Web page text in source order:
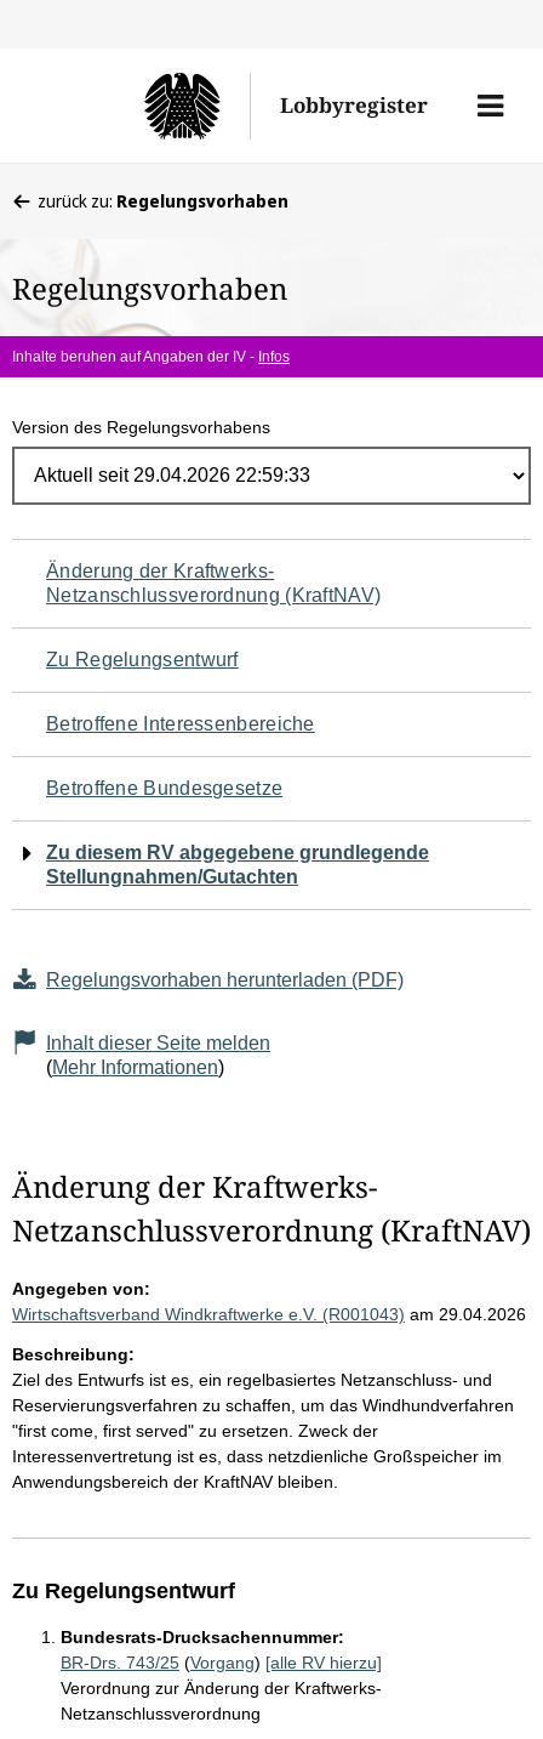
Lobbyregister
Menü
befinden
hier:
zurück zu: Regelungsvorhaben
Regelungsvorhaben
Inhalte beruhen auf Angaben der IV - Infos
Version des Regelungsvorhabens
Navigation
für
den
Seiteninhalt
Änderung der Kraftwerks-
Netzanschlussverordnung (KraftNAV)
Zu Regelungsentwurf
Betroffene Interessenbereiche
Betroffene Bundesgesetze
Zu diesem RV abgegebene grundlegende
Stellungnahmen/Gutachten
Regelungsvorhaben herunterladen (PDF)
Inhalt dieser Seite melden
(Mehr Informationen)
Änderung der Kraftwerks-
Netzanschlussverordnung (KraftNAV)
Angegeben von:
Wirtschaftsverband Windkraftwerke e.V. (R001043) am 29.04.2026
Beschreibung:
Ziel des Entwurfs ist es, ein regelbasiertes Netzanschluss- und
Reservierungsverfahren zu schaffen, um das Windhundverfahren
"first come, first served" zu ersetzen. Zweck der
Interessenvertretung ist es, dass netzdienliche Großspeicher im
Anwendungsbereich der KraftNAV bleiben.
Zu Regelungsentwurf
Bundesrats-Drucksachennummer:
BR-Drs. 743/25 (Vorgang) [alle RV hierzu]
Verordnung zur Änderung der Kraftwerks-
Netzanschlussverordnung